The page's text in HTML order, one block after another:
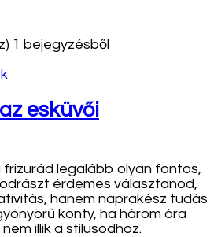
1 bejegyzésből
esküvői
frizurád legalább olyan fontos,
érdemes választanod,
hanem naprakész tudás
konty, ha három óra
illik a stílusodhoz.